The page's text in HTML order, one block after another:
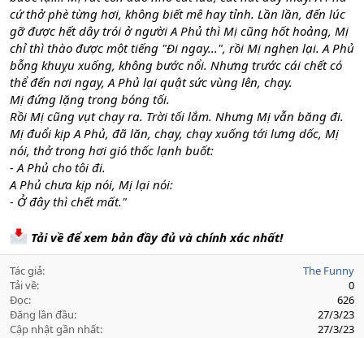
cứ thở phè từng hơi, không biết mê hay tỉnh. Lần lần, đến lúc
gỡ được hết dây trói ở người A Phủ thì Mị cũng hốt hoảng, Mị
chỉ thì thào được một tiếng "Đi ngay...", rồi Mị nghẹn lại. A Phủ
bỗng khuỵu xuống, không bước nổi. Nhưng trước cái chết có
thể đến nơi ngay, A Phủ lại quật sức vùng lên, chạy.
Mị đứng lặng trong bóng tối.
Rồi Mị cũng vụt chạy ra. Trời tối lắm. Nhưng Mị vẫn băng đi.
Mị đuổi kịp A Phủ, đã lăn, chạy, chạy xuống tới lưng dốc, Mị
nói, thở trong hơi gió thốc lạnh buốt:
- A Phủ cho tôi đi.
A Phủ chưa kịp nói, Mị lại nói:
- Ở đây thì chết mất."
Tải về để xem bản đầy đủ và chính xác nhất!
Tác giả
The Funny
Tải về
0
Đọc
626
Đăng lần đầu
27/3/23
Cập nhật gần nhất
27/3/23